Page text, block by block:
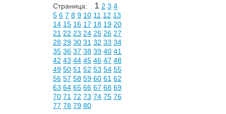
Страница: 1 2 3 4
5 6 7 8 9 10 11 12 13
14 15 16 17 18 19 20
21 22 23 24 25 26 27
28 29 30 31 32 33 34
35 36 37 38 39 40 41
42 43 44 45 46 47 48
49 50 51 52 53 54 55
56 57 58 59 60 61 62
63 64 65 66 67 68 69
70 71 72 73 74 75 76
77 78 79 80